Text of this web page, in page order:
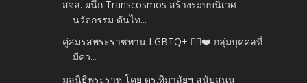
สจล. ผนึก Transcosmos สร้างระบบนิเวศ
นวัตกรรม ดันไท...
คู่สมรสพระราชทาน LGBTQ+ 🏳️‍🌈❤️ กลุ่มบุคคลที่
มีคว...
มูลนิธิพระราหู โดย ดร.หิมาลัยฯ สนับสนุน